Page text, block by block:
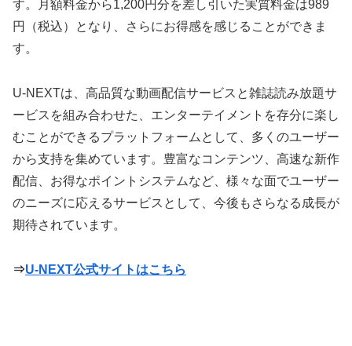
す。月額料金から1,200円分を差し引いた実質料金は989
円（税込）となり、さらにお得感を感じることができま
す。
U-NEXTは、高品質な動画配信サービスと雑誌読み放題サ
ービスを組み合わせた、エンターテイメントを存分に楽し
むことができるプラットフォームとして、多くのユーザー
から支持を集めています。豊富なコンテンツ、高速な新作
配信、お得なポイントシステムなど、様々な面でユーザー
のニーズに応えるサービスとして、今後もさらなる成長が
期待されています。
⇒U-NEXT公式サイトはこちら